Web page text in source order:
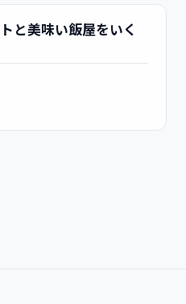
と美味い飯屋をいく